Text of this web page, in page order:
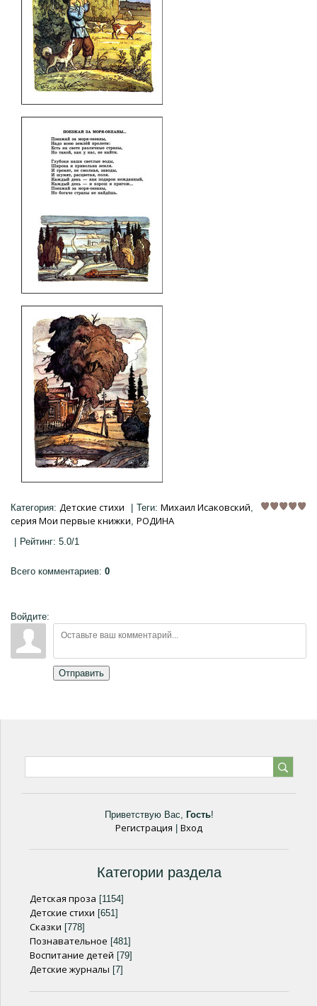
Категория: Детские стихи Теги: Михаил Исаковский,
серия Мои первые книжки, РОДИНА
Рейтинг: 5.0/1
Всего комментариев: 0
Войдите:
Отправить
Приветствую Вас, Гость!
Регистрация Вход
Категории раздела
Детская проза [1154]
Детские стихи [651]
Сказки [778]
Познавательное [481]
Воспитание детей [79]
Детские журналы [7]